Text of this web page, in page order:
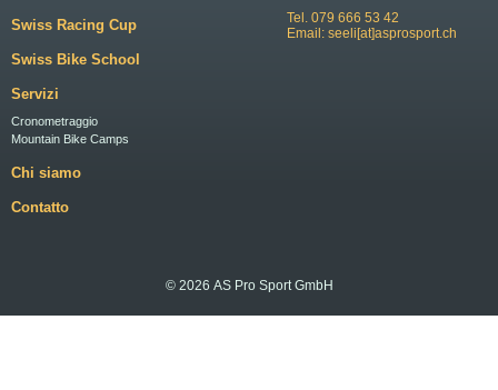
Tel. 079 666 53 42
Email: seeli[at]asprosport.ch
Swiss Racing Cup
Swiss Bike School
Servizi
Cronometraggio
Mountain Bike Camps
Chi siamo
Contatto
© 2026 AS Pro Sport GmbH